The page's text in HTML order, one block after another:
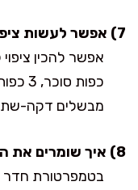
7) אפשר לעשות ציפוי בלי שמנת מתוקה?
מבשלים דקה-
8) איך שומרים את העוגה?